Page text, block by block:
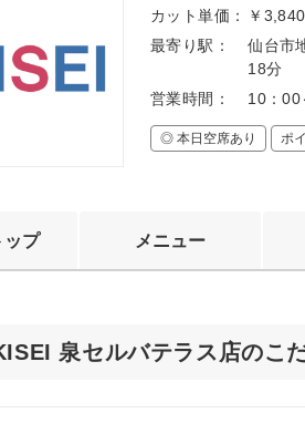
カット単価：
￥
最寄り駅：
仙台市
18分
営業時間：
10：00
◎ 本日空席あり ポ
ップ メニュー
泉セルバテラス店のこ